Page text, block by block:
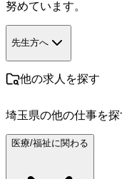
努めています。
先生方へ
他の求人を探す
埼玉県の他の仕事を探
医療/福祉に関わる